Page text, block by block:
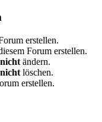
erstellen.
Forum erstellen.
nicht ändern.
nicht löschen.
erstellen.